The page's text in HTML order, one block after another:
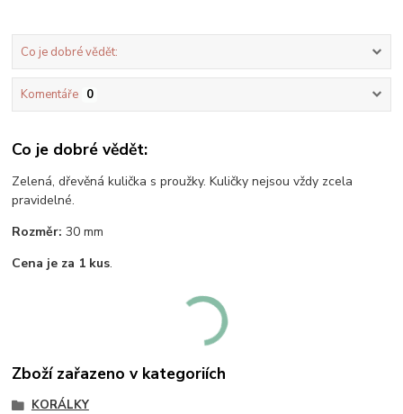
Co je dobré vědět:
Komentáře 0
Co je dobré vědět:
Zelená, dřevěná kulička s proužky. Kuličky nejsou vždy zcela
pravidelné.
Rozměr: 30 mm
Cena je za 1 kus.
Zboží zařazeno v kategoriích
KORÁLKY